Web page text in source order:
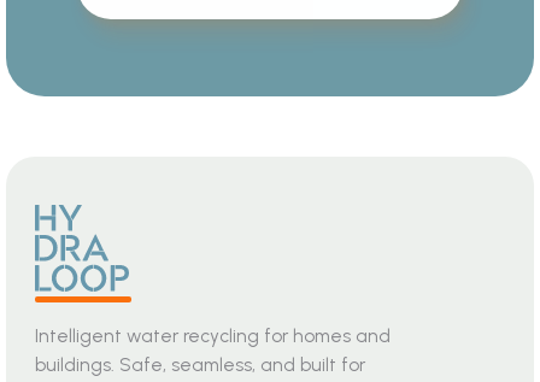
Intelligent water recycling for homes and
buildings. Safe, seamless, and built for